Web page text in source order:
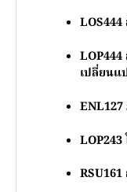
LOS444
LOP444
เปลี่ยนแ
ENL127
LOP243
RSU161